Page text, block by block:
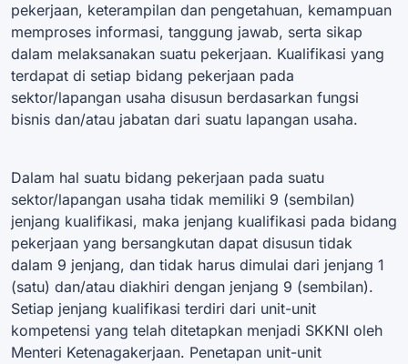
pekerjaan, keterampilan dan pengetahuan, kemampuan
memproses informasi, tanggung jawab, serta sikap
dalam melaksanakan suatu pekerjaan. Kualifikasi yang
terdapat di setiap bidang pekerjaan pada
sektor/lapangan usaha disusun berdasarkan fungsi
bisnis dan/atau jabatan dari suatu lapangan usaha.
Dalam hal suatu bidang pekerjaan pada suatu
sektor/lapangan usaha tidak memiliki 9 (sembilan)
jenjang kualifikasi, maka jenjang kualifikasi pada bidang
pekerjaan yang bersangkutan dapat disusun tidak
dalam 9 jenjang, dan tidak harus dimulai dari jenjang 1
(satu) dan/atau diakhiri dengan jenjang 9 (sembilan).
Setiap jenjang kualifikasi terdiri dari unit-unit
kompetensi yang telah ditetapkan menjadi SKKNI oleh
Menteri Ketenagakerjaan. Penetapan unit-unit